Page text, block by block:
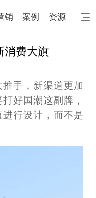
销 案例 资源
消费大旗
手，新渠道更加
好国潮这副牌，
行设计，而不是